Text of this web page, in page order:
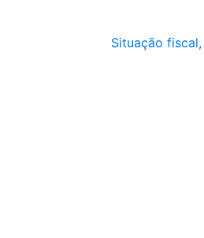
Situação